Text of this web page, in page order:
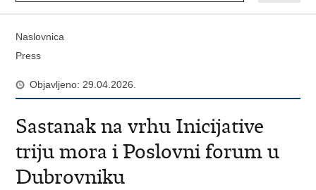
Naslovnica
Press
Objavljeno: 29.04.2026.
Sastanak na vrhu Inicijative
triju mora i Poslovni forum u
Dubrovniku